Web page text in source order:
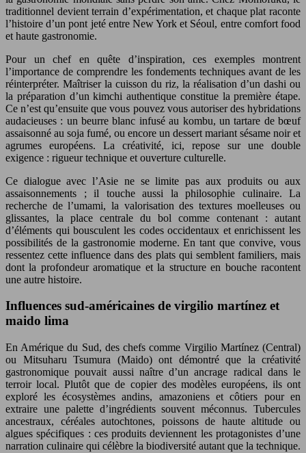
traditionnel devient terrain d’expérimentation, et chaque plat raconte
l’histoire d’un pont jeté entre New York et Séoul, entre comfort food
et haute gastronomie.
Pour un chef en quête d’inspiration, ces exemples montrent
l’importance de comprendre les fondements techniques avant de les
réinterpréter. Maîtriser la cuisson du riz, la réalisation d’un dashi ou
la préparation d’un kimchi authentique constitue la première étape.
Ce n’est qu’ensuite que vous pouvez vous autoriser des hybridations
audacieuses : un beurre blanc infusé au kombu, un tartare de bœuf
assaisonné au soja fumé, ou encore un dessert mariant sésame noir et
agrumes européens. La créativité, ici, repose sur une double
exigence : rigueur technique et ouverture culturelle.
Ce dialogue avec l’Asie ne se limite pas aux produits ou aux
assaisonnements ; il touche aussi la philosophie culinaire. La
recherche de l’umami, la valorisation des textures moelleuses ou
glissantes, la place centrale du bol comme contenant : autant
d’éléments qui bousculent les codes occidentaux et enrichissent les
possibilités de la gastronomie moderne. En tant que convive, vous
ressentez cette influence dans des plats qui semblent familiers, mais
dont la profondeur aromatique et la structure en bouche racontent
une autre histoire.
Influences sud-américaines de virgilio martínez et
maido lima
En Amérique du Sud, des chefs comme Virgilio Martínez (Central)
ou Mitsuharu Tsumura (Maido) ont démontré que la créativité
gastronomique pouvait aussi naître d’un ancrage radical dans le
terroir local. Plutôt que de copier des modèles européens, ils ont
exploré les écosystèmes andins, amazoniens et côtiers pour en
extraire une palette d’ingrédients souvent méconnus. Tubercules
ancestraux, céréales autochtones, poissons de haute altitude ou
algues spécifiques : ces produits deviennent les protagonistes d’une
narration culinaire qui célèbre la biodiversité autant que la technique.